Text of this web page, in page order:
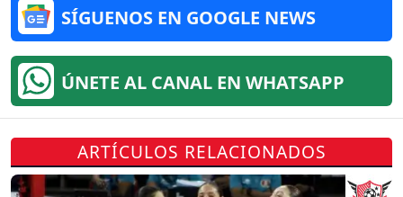
SÍGUENOS EN GOOGLE NEWS
ÚNETE AL CANAL EN WHATSAPP
ARTÍCULOS RELACIONADOS